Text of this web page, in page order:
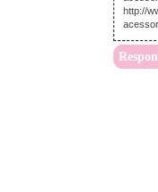
http://